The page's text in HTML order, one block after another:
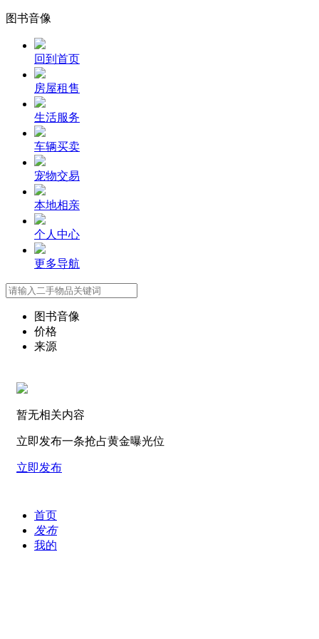
图书音像
回到首页
房屋租售
生活服务
车辆买卖
宠物交易
本地相亲
个人中心
更多导航
图书音像
价格
来源
暂无相关内容
立即发布一条抢占黄金曝光位
立即发布
首页
发布
我的